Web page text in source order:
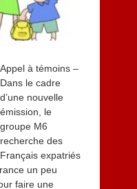
0
1
5
Appel à témoins –
Dans le cadre
d’une nouvelle
émission, le
groupe M6
recherche des
Français expatriés
un peu
faire une